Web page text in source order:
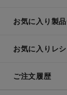
お気に入り製
お気に入りレ
ご注文履歴